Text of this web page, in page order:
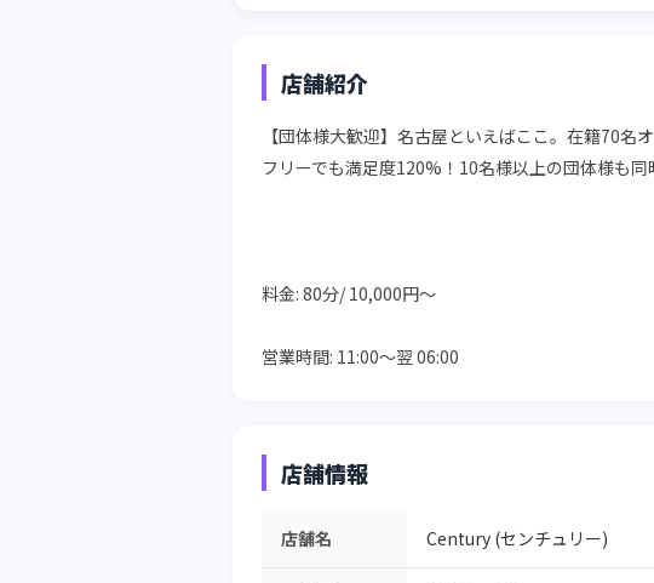
店舗紹介
【団体様大歓迎】名古屋といえばここ。在籍70名
フリーでも満足度120%！10名様以上の団体様も
料金: 80分/ 10,000円～
営業時間: 11:00～翌 06:00
店舗情報
店舗名 Century (センチュリー)